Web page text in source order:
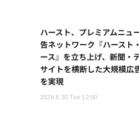
ハースト、プレミアムニュ
告ネットワーク『ハースト
ース』を立ち上げ、新聞・
サイトを横断した大規模広
を実現
2026.6.30 Tue 12:00